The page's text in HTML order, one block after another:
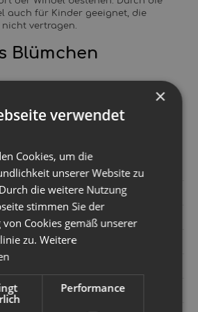
auch für Kinder geeignet, die
vertragen.
Blümchen
gefaltet werden.
Blümchen
Zubehör
0,18 kg
×
verwendet
Cookies, um die
unserer Website zu
die weitere Nutzung
stimmen Sie der
Cookies gemäß unserer
zu.Weitere
Performance